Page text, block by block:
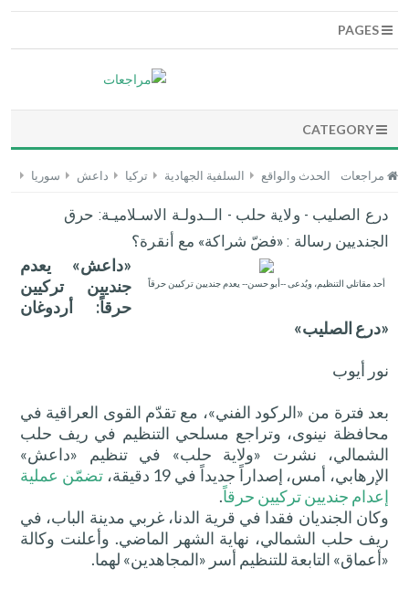
CATEGORY
مراجعات الحدث والواقع السلفية الجهادية تركيا داعش سوريا
درع الصليب - ولاية حلب - الــدولـة الاسـلاميـة: حرق
الجنديين رسالة : «فضّ شراكة» مع أنقرة؟
أحد مقاتلي التنظيم، ويُدعى --أبو حسن-- يعدم جنديين تركيين حرقاً
«داعش» يعدم
جنديين تركيين
حرقاً: أردوغان
«درع الصليب»
نور أيوب
بعد فترة من «الركود الفني»، مع تقدّم القوى العراقية في
محافظة نينوى، وتراجع مسلحي التنظيم في ريف حلب
الشمالي، نشرت «ولاية حلب» في تنظيم «داعش»
الإرهابي، أمس، إصداراً جديداً في 19 دقيقة،
تضمّن عملية
إعدام جنديين تركيين حرقاً.
وكان الجنديان فقدا في قرية الدنا، غربي مدينة الباب، في
ريف حلب الشمالي، نهاية الشهر الماضي. وأعلنت وكالة
«أعماق» التابعة للتنظيم أسر «المجاهدين» لهما.